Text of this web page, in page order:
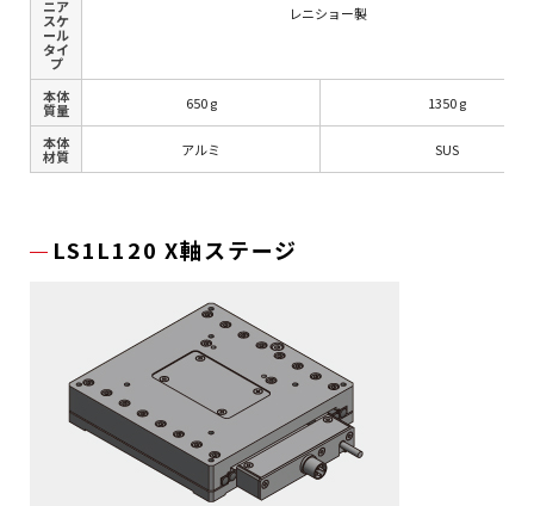
ニア
スケ
ール
タイ
プ
レニショー製
本体
質量 650 g 1350 g
本体
材質 アルミ SUS
LS1L120 X軸ステージ